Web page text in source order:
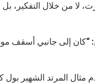
لا من خلال التفكير،
“كان إلى جانبي أسقف
مثال المرتد الشهير